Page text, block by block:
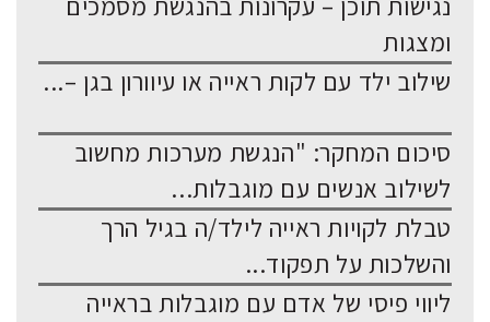
נגישות תוכן – עקרונות בהנגשת מסמכים
ומצגות
שילוב ילד עם לקות ראייה או עיוורון בגן –...
סיכום המחקר: "הנגשת מערכות מחשוב
לשילוב אנשים עם מוגבלות...
טבלת לקויות ראייה לילד/ה בגיל הרך
והשלכות על תפקוד...
ליווי פיסי של אדם עם מוגבלות בראייה